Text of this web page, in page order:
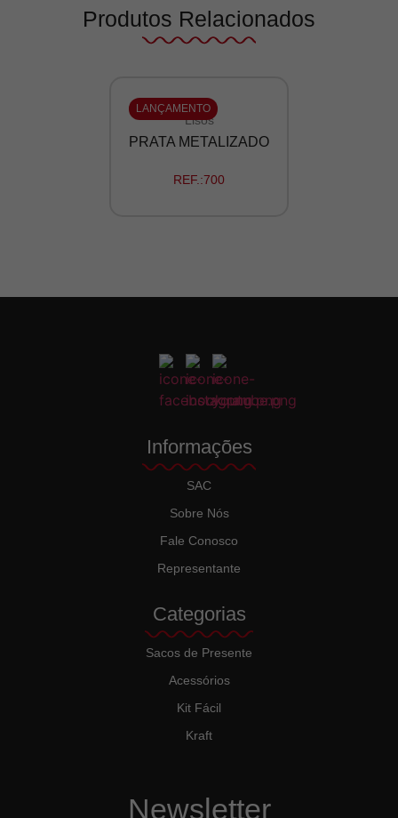
Produtos Relacionados
LANÇAMENTO
Lisos
PRATA METALIZADO
REF.:700
Informações
SAC
Sobre Nós
Fale Conosco
Representante
Categorias
Sacos de Presente
Acessórios
Kit Fácil
Kraft
Newsletter